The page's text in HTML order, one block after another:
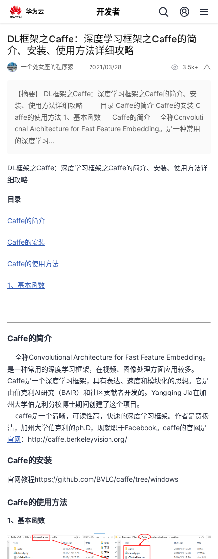
开发者
返
回
个
人
主
我
的
我
的
我
坛
圈
子
的
直
播
我
的
活
动
我
的
关
我
的
学
堂
我
持
DL框架之Caffe：深度学习框架之Caffe的简
介、安装、使用方法详细攻略
一个处女座的程序猿 2021/03/28 3.5k+
【摘要】 DL框架之Caffe：深度学习框架之Caffe的简介、安
装、使用方法详细攻略 目录 Caffe的简介 Caffe的安装 C
affe的使用方法 1、基本函数 ​ Caffe的简介 全称Convoluti
onal Architecture for Fast Feature Embedding。是一种常用
的深度学习...
DL框架之Caffe：深度学习框架之Caffe的简介、安装、使用方法详
细攻略
目录
Caffe的简介
Caffe的安装
Caffe的使用方法
1、基本函数
Caffe的简介
全称Convolutional Architecture for Fast Feature Embedding。
是一种常用的深度学习框架，在视频、图像处理方面应用较多。
Caffe是一个深度学习框架，具有表达、速度和模块化的思想。它是
由伯克利AI研究（BAIR）和社区贡献者开发的。Yangqing Jia在加
州大学伯克利分校博士期间创建了这个项目。
caffe是一个清晰，可读性高，快速的深度学习框架。作者是贾扬
清，加州大学伯克利的ph.D，现就职于Facebook。caffe的官网是
官网：http://caffe.berkeleyvision.org/
Caffe的安装
官网教程https://github.com/BVLC/caffe/tree/windows
Caffe的使用方法
1、基本函数